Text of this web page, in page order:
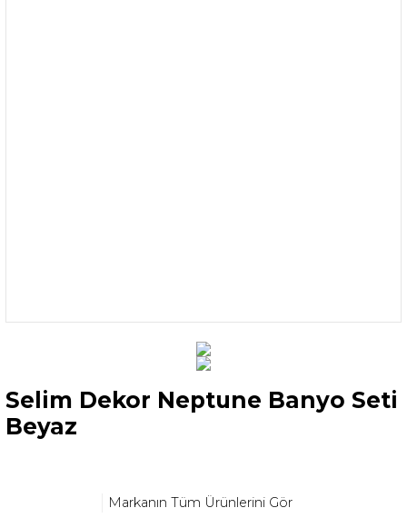
Selim Dekor Neptune Banyo Seti
Beyaz
Markanın Tüm Ürünlerini Gör